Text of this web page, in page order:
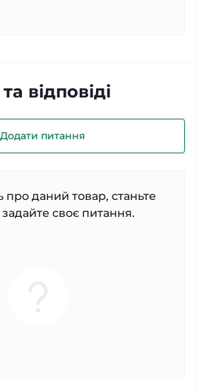
відповіді
питання
про даний товар, станьте
своє питання.